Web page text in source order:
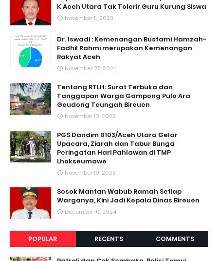
K Aceh Utara Tak Tolerir Guru Kurung Siswa
November 11, 2023
Dr. Iswadi : Kemenangan Bustami Hamzah-
Fadhil Rahmi merupakan Kemenangan
Rakyat Aceh
November 27, 2024
Tentang RTLH: Surat Terbuka dan
Tanggapan Warga Gampong Pulo Ara
Geudong Teungah Bireuen
November 10, 2023
PGS Dandim 0103/Aceh Utara Gelar
Upacara, Ziarah dan Tabur Bunga
Peringatan Hari Pahlawan di TMP
Lhokseumawe
November 10, 2023
Sosok Mantan Wabub Ramah Setiap
Warganya, Kini Jadi Kepala Dinas Bireuen
December 10, 2024
POPULAR RECENTS COMMENTS